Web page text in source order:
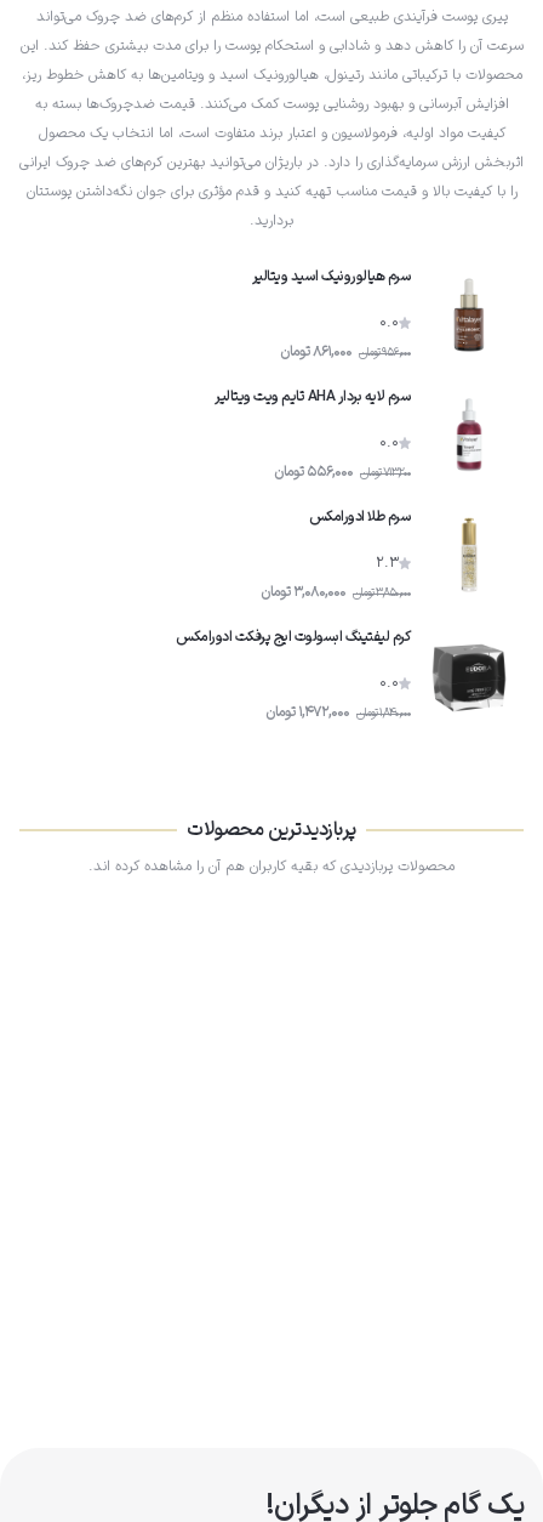
حجم و تراکم پوست می‌شود. نتیجه این فرایند، بهبود لطافت و صاف شدن سطح
پوست است که چهره را شاداب‌تر، جوان‌تر و سرزنده‌تر نشان می‌دهد.
پیری پوست فرآیندی طبیعی است، اما استفاده منظم از کرم‌های ضد چروک می‌تواند
سرعت آن را کاهش دهد و شادابی و استحکام پوست را برای مدت بیشتری حفظ کند. این
محصولات با ترکیباتی مانند رتینول، هیالورونیک اسید و ویتامین‌ها به کاهش خطوط ریز،
افزایش آبرسانی و بهبود روشنایی پوست کمک می‌کنند. قیمت ضدچروک‌ها بسته به
کیفیت مواد اولیه، فرمولاسیون و اعتبار برند متفاوت است، اما انتخاب یک محصول
اثربخش ارزش سرمایه‌گذاری را دارد. در باریژان می‌توانید بهترین کرم‌های ضد چروک ایرانی
را با کیفیت بالا و قیمت مناسب تهیه کنید و قدم مؤثری برای جوان نگه‌داشتن پوستتان
بردارید.
سرم هیالورونیک اسید ویتالیر
0.0
956,000تومان 861,000تومان
سرم لایه بردار AHA تایم ویت ویتالیر
0.0
713,200تومان 556,000تومان
سرم طلا ادورامکس
2.3
3,850,000تومان 3,080,000تومان
کرم لیفتینگ ابسولوت ایج پرفکت ادورامکس
0.0
1,840,000تومان 1,472,000تومان
پربازدیدترین محصولات
محصولات پربازدیدی که بقیه کاربران هم آن را مشاهده کرده اند.
یک گام جلوتر از دیگران!